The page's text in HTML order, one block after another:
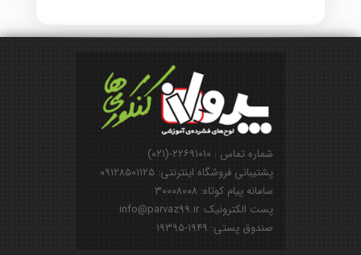
شماره تماس : ۲۲۶۹۱۰۱۰-(۰۲۱)
پشتیبانی فروشگاه اینترنتی: ۰۹۱۲۸۵۰۱۱۲۵
سامانه پیام کوتاه: ۳۰۰۰۸۰۰۸
پست الکترونیک: info@parvaz99.ir
صندوق پستی: ۱۹۴۹-۱۹۳۹۵